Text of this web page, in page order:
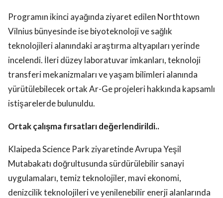
Programın ikinci ayağında ziyaret edilen Northtown
Vilnius bünyesinde ise biyoteknoloji ve sağlık
teknolojileri alanındaki araştırma altyapıları yerinde
incelendi. İleri düzey laboratuvar imkanları, teknoloji
transferi mekanizmaları ve yaşam bilimleri alanında
yürütülebilecek ortak Ar-Ge projeleri hakkında kapsamlı
istişarelerde bulunuldu.
Ortak çalışma fırsatları değerlendirildi..
Klaipeda Science Park ziyaretinde Avrupa Yeşil
Mutabakatı doğrultusunda sürdürülebilir sanayi
uygulamaları, temiz teknolojiler, mavi ekonomi,
denizcilik teknolojileri ve yenilenebilir enerji alanlarında